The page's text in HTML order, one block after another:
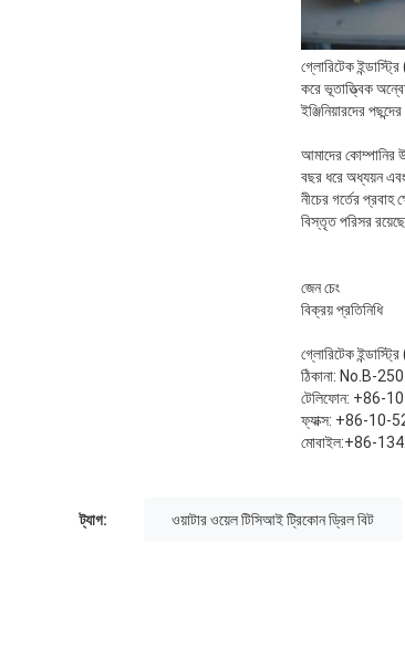
গ্লোরিটেক
করে ভূতাত্ত্বিক
ইঞ্জিনিয়ারদের
আমাদের কোম্পানির
বছর ধরে অধ্যয়ন এবং
নীচের গর্তের
বিস্তৃত পরিসর
জেন চেং
বিক্রয় প্রতিনিধি
গ্লোরিটেক
ঠিকানা: No.B-
টেলিফোন: +86-
ফ্যাক্স: +86-10-
মোবাইল:+86-
ট্যাগ: ওয়াটার ওয়েল টিসিআই ট্রিকোন ড্রিল বিট